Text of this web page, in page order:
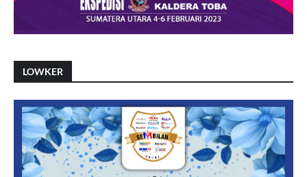
LOWKER